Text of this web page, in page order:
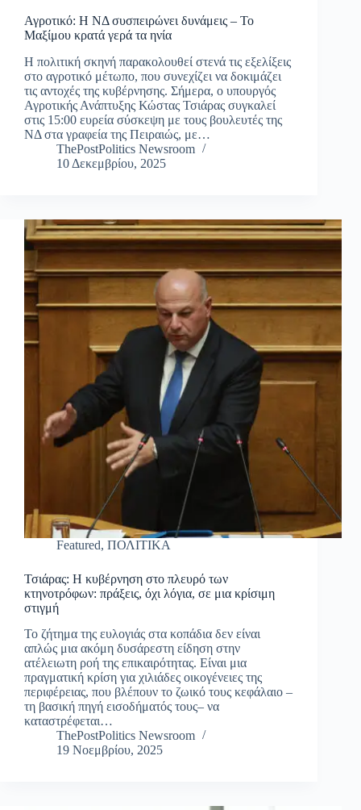
Αγροτικό: Η ΝΔ συσπειρώνει δυνάμεις – Το
Μαξίμου κρατά γερά τα ηνία
Η πολιτική σκηνή παρακολουθεί στενά τις εξελίξεις
στο αγροτικό μέτωπο, που συνεχίζει να δοκιμάζει
τις αντοχές της κυβέρνησης. Σήμερα, ο υπουργός
Αγροτικής Ανάπτυξης Κώστας Τσιάρας συγκαλεί
στις 15:00 ευρεία σύσκεψη με τους βουλευτές της
ΝΔ στα γραφεία της Πειραιώς, με…
ThePostPolitics Newsroom
10 Δεκεμβρίου, 2025
Featured, ΠΟΛΙΤΙΚΑ
Τσιάρας: Η κυβέρνηση στο πλευρό των
κτηνοτρόφων: πράξεις, όχι λόγια, σε μια κρίσιμη
στιγμή
Το ζήτημα της ευλογιάς στα κοπάδια δεν είναι
απλώς μια ακόμη δυσάρεστη είδηση στην
ατέλειωτη ροή της επικαιρότητας. Είναι μια
πραγματική κρίση για χιλιάδες οικογένειες της
περιφέρειας, που βλέπουν το ζωικό τους κεφάλαιο –
τη βασική πηγή εισοδήματός τους– να
καταστρέφεται…
ThePostPolitics Newsroom
19 Νοεμβρίου, 2025